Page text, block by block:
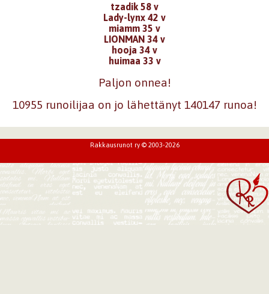
tzadik 58 v
Lady-lynx 42 v
miamm 35 v
LIONMAN 34 v
hooja 34 v
huimaa 33 v
Paljon onnea!
10955 runoilijaa on jo lähettänyt 140147 runoa!
Rakkausrunot ry © 2003-2026